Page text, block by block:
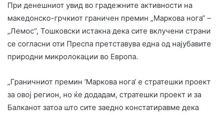
При денешниот увид во градежните активности на
македонско-грчкиот граничен премин „Маркова нога“ –
„Лемос“, Тошковски истакна дека сите вклучени страни
се согласни оти Преспа претставува една од најубавите
природни микролокации во Европа.
„Граничниот премин ‘Маркова нога‘ е стратешки проект
за овој регион, но ќе додадам, стратешки проект и за
Балканот затоа што сите заедно констатиравме дека